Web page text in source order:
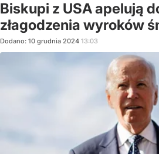
Biskupi z USA apelują
złagodzenia wyroków
Dodano: 10 grudnia 2024 13:03